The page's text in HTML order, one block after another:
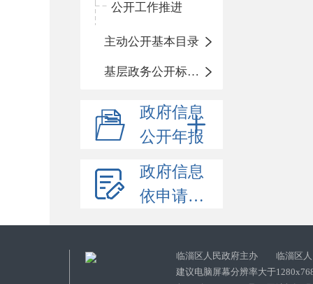
公开工作推进
主动公开基本目录
基层政务公开标准化目录
政府信息
公开年报
政府信息
依申请公开
临淄区人民政府主办 临淄区人
建议电脑屏幕分辨率大于